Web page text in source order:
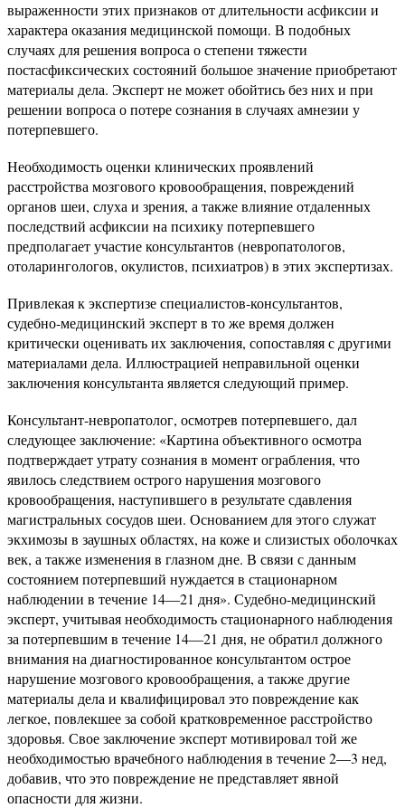
выраженности этих признаков от длительности асфиксии и
характера оказания медицинской помощи. В подобных
случаях для решения вопроса о степени тяжести
постасфиксических состояний большое значение приобретают
материалы дела. Эксперт не может обойтись без них и при
решении вопроса о потере сознания в случаях амнезии у
потерпевшего.
Необходимость оценки клинических проявлений
расстройства мозгового кровообращения, повреждений
органов шеи, слуха и зрения, а также влияние отдаленных
последствий асфиксии на психику потерпевшего
предполагает участие консультантов (невропатологов,
отоларингологов, окулистов, психиатров) в этих экспертизах.
Привлекая к экспертизе специалистов-консультантов,
судебно-медицинский эксперт в то же время должен
критически оценивать их заключения, сопоставляя с другими
материалами дела. Иллюстрацией неправильной оценки
заключения консультанта является следующий пример.
Консультант-невропатолог, осмотрев потерпевшего, дал
следующее заключение: «Картина объективного осмотра
подтверждает утрату сознания в момент ограбления, что
явилось следствием острого нарушения мозгового
кровообращения, наступившего в результате сдавления
магистральных сосудов шеи. Основанием для этого служат
экхимозы в заушных областях, на коже и слизистых оболочках
век, а также изменения в глазном дне. В связи с данным
состоянием потерпевший нуждается в стационарном
наблюдении в течение 14—21 дня». Судебно-медицинский
эксперт, учитывая необходимость стационарного наблюдения
за потерпевшим в течение 14—21 дня, не обратил должного
внимания на диагностированное консультантом острое
нарушение мозгового кровообращения, а также другие
материалы дела и квалифицировал это повреждение как
легкое, повлекшее за собой кратковременное расстройство
здоровья. Свое заключение эксперт мотивировал той же
необходимостью врачебного наблюдения в течение 2—3 нед,
добавив, что это повреждение не представляет явной
опасности для жизни.